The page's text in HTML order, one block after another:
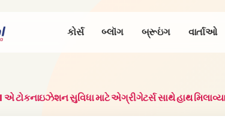
કોર્સ બ્લૉગ બ્રૂઇંગ વાર્તાઓ
એ ટોકનાઇઝેશન સુવિધા માટે એગ્રીગેટર્સ સાથે હાથ